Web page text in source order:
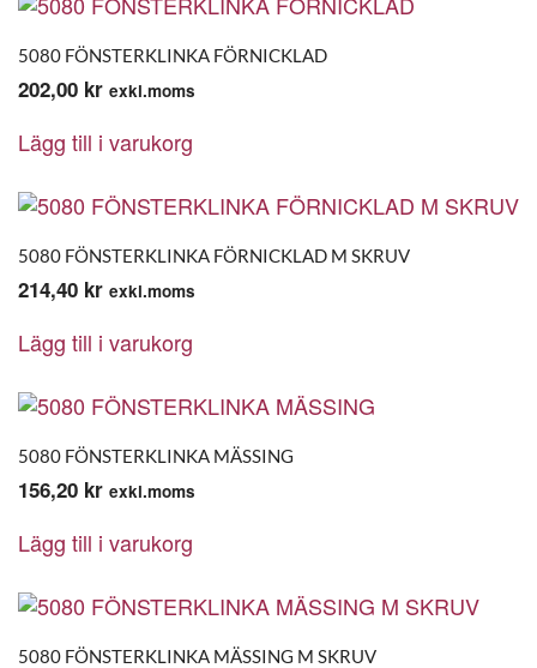
5080 FÖNSTERKLINKA FÖRNICKLAD
202,00 kr exkl.moms
Lägg till i varukorg
5080 FÖNSTERKLINKA FÖRNICKLAD M SKRUV
214,40 kr exkl.moms
Lägg till i varukorg
5080 FÖNSTERKLINKA MÄSSING
156,20 kr exkl.moms
Lägg till i varukorg
5080 FÖNSTERKLINKA MÄSSING M SKRUV